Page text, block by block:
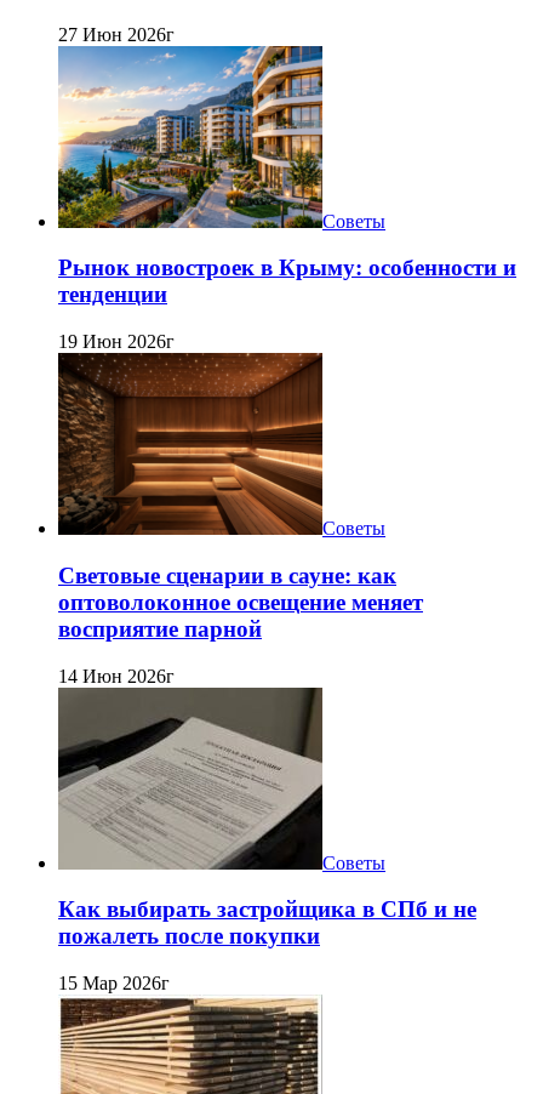
27 Июн 2026г
Советы
Рынок новостроек в Крыму: особенности и
тенденции
19 Июн 2026г
Советы
Световые сценарии в сауне: как
оптоволоконное освещение меняет
восприятие парной
14 Июн 2026г
Советы
Как выбирать застройщика в СПб и не
пожалеть после покупки
15 Мар 2026г